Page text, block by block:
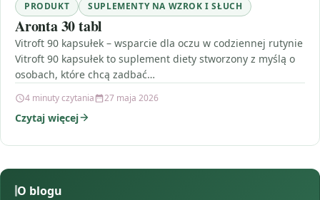
PRODUKT SUPLEMENTY NA WZROK I SŁUCH
Aronta 30 tabl
Vitroft 90 kapsułek – wsparcie dla oczu w codziennej rutynie
Vitroft 90 kapsułek to suplement diety stworzony z myślą o
osobach, które chcą zadbać…
4 minuty czytania 27 maja 2026
Czytaj więcej
O blogu